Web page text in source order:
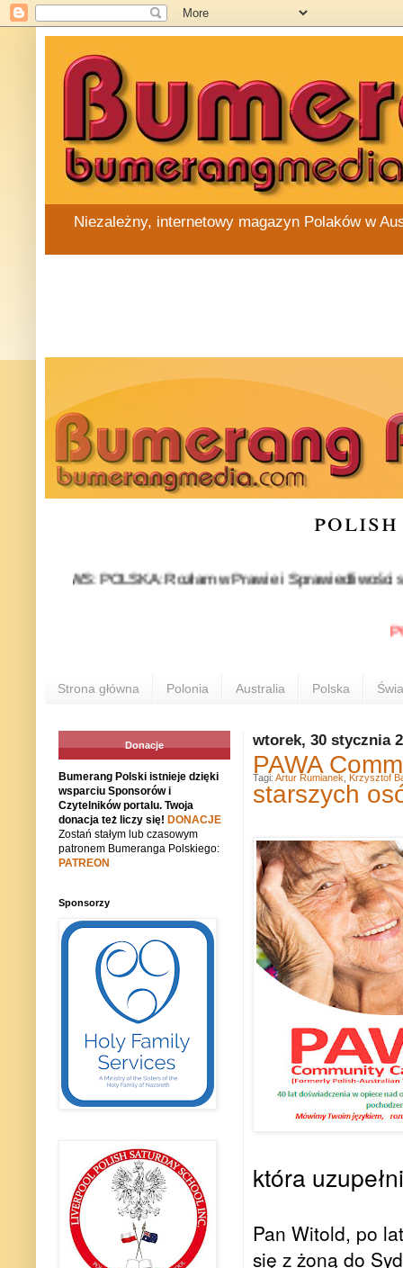
Niezależny, internetowy magazyn Polaków w
POLSKA: Rozłam w Prawie i Sprawiedliwości stał się
Strona główna Polonia Australia Polska
wtorek, 30 stycznia
PAWA
starszych
która
Pan Witold, po
się z żoną do
Tagi: Artur Rumianek Krzysztof
Donacje
Bumerang Polski istnieje dzięki
wsparciu Sponsorów i
Czytelników portalu. Twoja
donacja też liczy się! DONACJE
Zostań stałym lub czasowym
patronem Bumeranga Polskiego:
PATREON
Sponsorzy